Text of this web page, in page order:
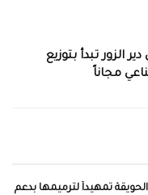
الزور تبدأ بتوزيع
مجاناً
في حي الحويقة تمهيداً لترميمها بدعم